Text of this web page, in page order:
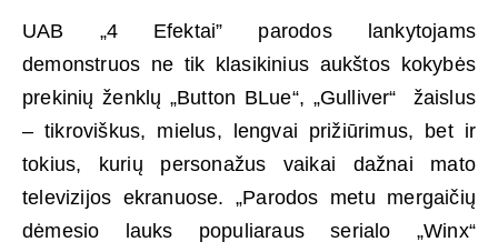
UAB „4 Efektai” parodos lankytojams
demonstruos ne tik klasikinius aukštos kokybės
prekinių ženklų „Button BLue“, „Gulliver“ žaislus
– tikroviškus, mielus, lengvai prižiūrimus, bet ir
tokius, kurių personažus vaikai dažnai mato
televizijos ekranuose. „Parodos metu mergaičių
dėmesio lauks populiaraus serialo „Winx“